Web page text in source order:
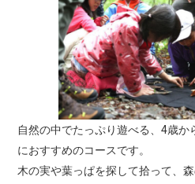
自然の中でたっぷり遊べる、4歳
におすすめのコースです。
木の実や葉っぱを探して拾って、